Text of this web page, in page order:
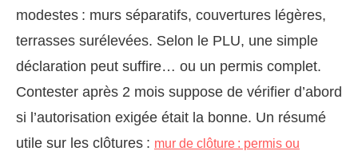
modestes : murs séparatifs, couvertures légères,
terrasses surélevées. Selon le PLU, une simple
déclaration peut suffire… ou un permis complet.
Contester après 2 mois suppose de vérifier d’abord
si l’autorisation exigée était la bonne. Un résumé
utile sur les clôtures : mur de clôture : permis ou